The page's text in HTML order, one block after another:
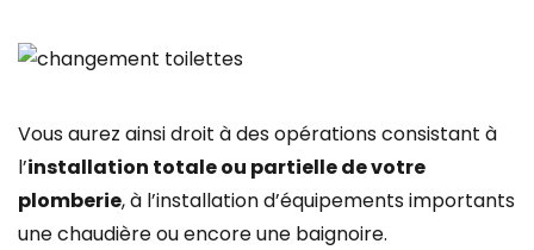
Vous aurez ainsi droit à des opérations consistant à
l’installation totale ou partielle de votre
plomberie, à l’installation d’équipements importants
une chaudière ou encore une baignoire.